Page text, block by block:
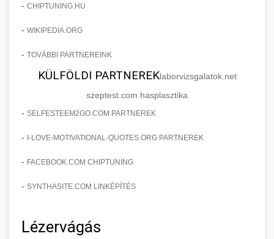
- CHIPTUNING.HU
- WIKIPEDIA.ORG
- TOVÁBBI PARTNEREINK
KÜLFÖLDI PARTNEREKlaborvizsgalatok.net
szeptest.com hasplasztika
- SELFESTEEM2GO.COM PARTNEREK
- I-LOVE-MOTIVATIONAL-QUOTES.ORG PARTNEREK
- FACEBOOK.COM CHIPTUNING
- SYNTHASITE.COM LINKÉPÍTÉS
Lézervágás